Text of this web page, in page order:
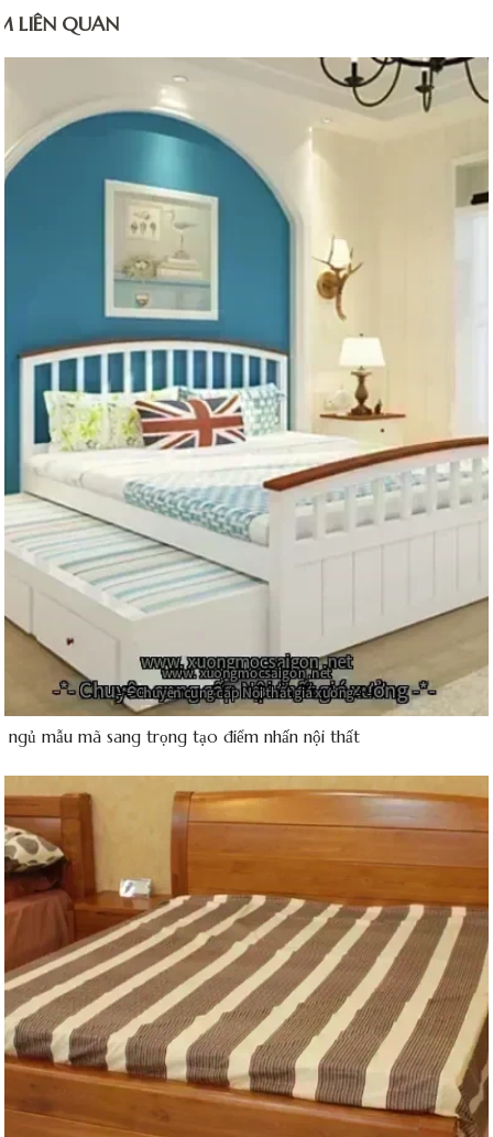
LIÊN QUAN
ngủ mẫu mã sang trọng tạo điểm nhấn nội thất